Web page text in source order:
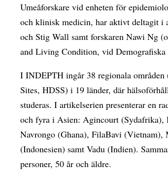
Umeåforskare vid enheten för
och klinisk medicin, har aktivt deltagit i
och Stig Wall samt forskaren Nawi Ng
and Living Condition, vid Demografiska
I INDEPTH ingår 38 regionala
Sites, HDSS) i 19 länder, där
studeras. I artikelserien presenterar en
och fyra i Asien: Agincourt (Sydafrika),
Navrongo (Ghana), FilaBavi (Vietnam),
(Indonesien) samt Vadu (Indien).
personer, 50 år och äldre.